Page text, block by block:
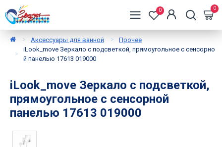
0 0
Аксессуары для ванной
Прочее
iLook_move Зеркало с подсветкой, прямоугольное с сенсорно
й панелью 17613 019000
iLook_move Зеркало с подсветкой,
прямоугольное с сенсорной
панелью 17613 019000